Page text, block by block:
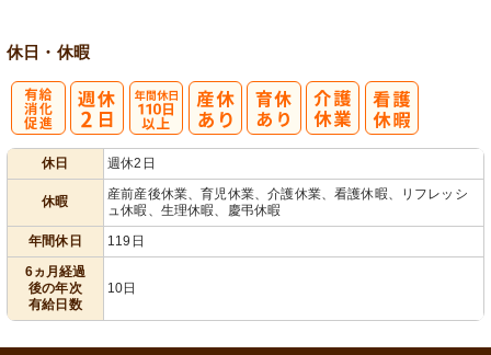
休日・休暇
休日 週休2日
休暇
産前産後休業、育児休業、介護休業、看護休暇、リフレッシ
ュ休暇、生理休暇、慶弔休暇
年間休日
119日
6ヵ月経過
後の年次
有給日数
10日